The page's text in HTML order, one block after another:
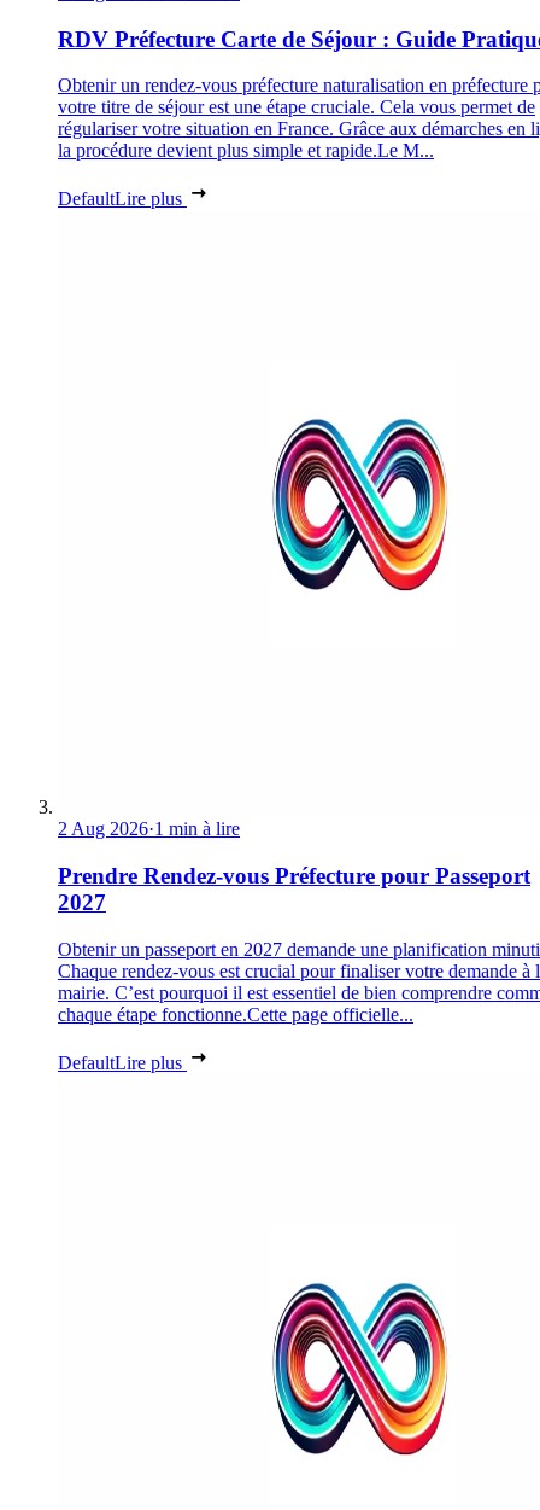
RDV Préfecture Carte de Séjour : Guide
Obtenir un rendez-vous préfecture naturalisation en préfecture
votre titre de séjour est une étape cruciale. Cela vous permet de
régulariser votre situation en France. Grâce aux démarches en
la procédure devient plus simple et rapide.Le M...
DefaultLire plus
2 Aug 2026·1 min à lire
Prendre Rendez-vous Préfecture pour Passeport
2027
Obtenir un passeport en 2027 demande une planification
Chaque rendez-vous est crucial pour finaliser votre demande à
mairie. C’est pourquoi il est essentiel de bien comprendre
chaque étape fonctionne.Cette page officielle...
DefaultLire plus